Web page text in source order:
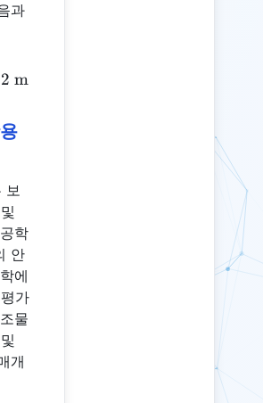
과
= 2 \text{ m}
2 m
보
학
안
에
가
물
개